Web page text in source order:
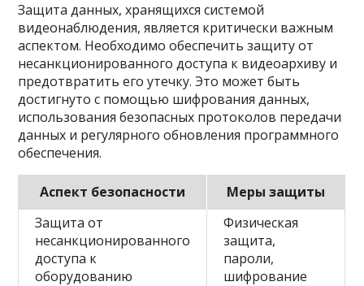
Защита данных, хранящихся системой
видеонаблюдения, является критически важным
аспектом. Необходимо обеспечить защиту от
несанкционированного доступа к видеоархиву и
предотвратить его утечку. Это может быть
достигнуто с помощью шифрования данных,
использования безопасных протоколов передачи
данных и регулярного обновления программного
обеспечения.
Аспект безопасности
Меры защиты
Защита от
несанкционированного
доступа к
оборудованию
Физическая
защита,
пароли,
шифрование